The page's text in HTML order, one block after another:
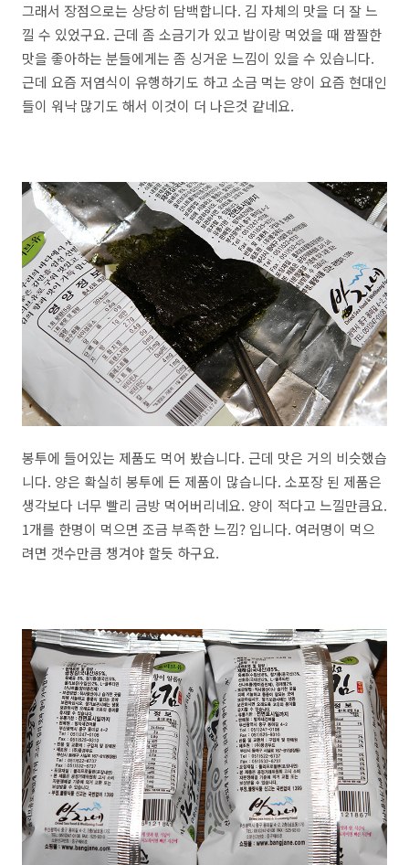
그래서 장점으로는 상당히 담백합니다. 김 자체의 맛을 더 잘 느
낄 수 있었구요. 근데 좀 소금기가 있고 밥이랑 먹었을 때 짭짤한
맛을 좋아하는 분들에게는 좀 싱거운 느낌이 있을 수 있습니다.
근데 요즘 저염식이 유행하기도 하고 소금 먹는 양이 요즘 현대인
들이 워낙 많기도 해서 이것이 더 나은것 같네요.
봉투에 들어있는 제품도 먹어 봤습니다. 근데 맛은 거의 비슷했습
니다. 양은 확실히 봉투에 든 제품이 많습니다. 소포장 된 제품은
생각보다 너무 빨리 금방 먹어버리네요. 양이 적다고 느낄만큼요.
1개를 한명이 먹으면 조금 부족한 느낌? 입니다. 여러명이 먹으
려면 갯수만큼 챙겨야 할듯 하구요.